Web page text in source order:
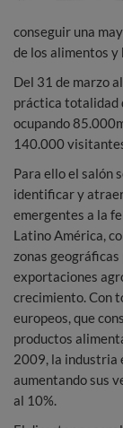
conseguir una
de los alimentos
Del 31 de marzo
práctica totalidad
ocupando
140.000
Para ello el salón
identificar y
emergentes a la
Latino América,
zonas
exportaciones
crecimiento. Con
europeos, que
productos
2009, la industria
aumentando sus
al 10%.